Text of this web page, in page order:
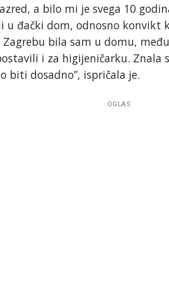
a bilo mi je svega 10
u đački dom, odnosno konvikt
Zagrebu bila sam u domu,
i za higijeničarku.
biti dosadno”, ispričala je.
OGLAS